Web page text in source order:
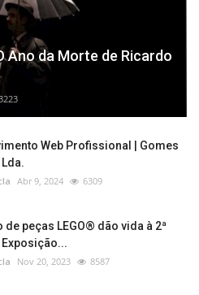
Ano da Morte de Ricardo
Web Profissional | Gomes
Abr 9, 2024 6309
de peças LEGO® dão vida à 2ª
Nov 20, 2023 8587